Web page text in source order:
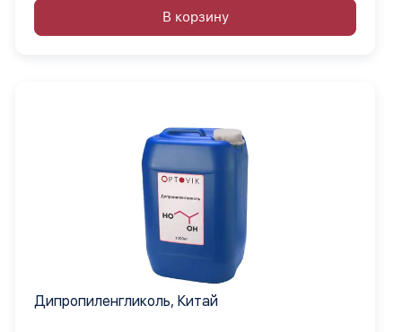
В корзину
Дипропиленгликоль, Китай